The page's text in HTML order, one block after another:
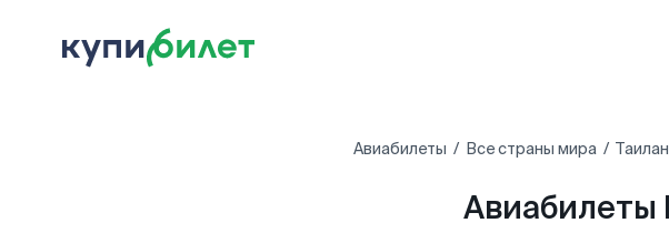
Авиабилеты Все страны мира
Авиабилеты